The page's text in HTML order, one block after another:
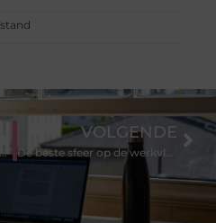
van zuivelproducten uit Hoeksche Waard
VOLGENDE